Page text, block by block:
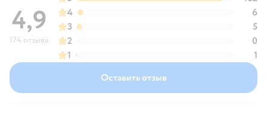
4,9
174 отзыва
4
6
3
5
2
0
1
1
Оставить отзыв